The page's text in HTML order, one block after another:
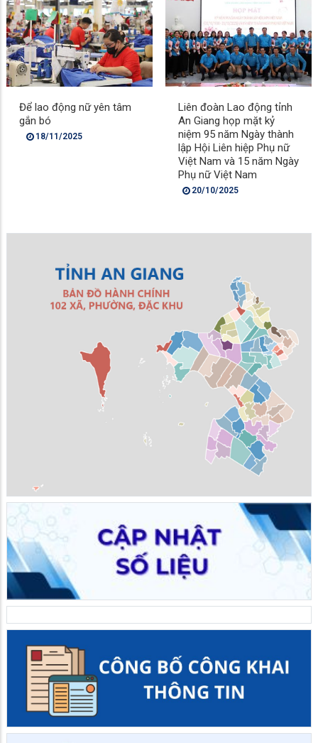
Để lao động nữ yên tâm
gắn bó
18/11/2025
Liên đoàn Lao động tỉnh
An Giang họp mặt kỷ
niệm 95 năm Ngày thành
lập Hội Liên hiệp Phụ nữ
Việt Nam và 15 năm Ngày
Phụ nữ Việt Nam
20/10/2025